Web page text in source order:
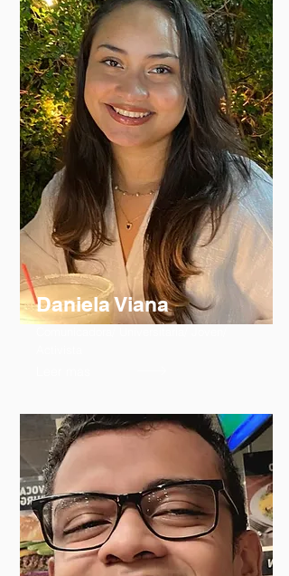
Daniela Viana